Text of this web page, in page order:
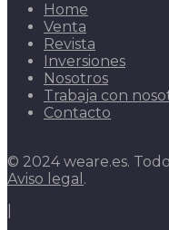
Home
Venta
Revista
Inversiones
Nosotros
Trabaja con
Contacto
© 2024 weare.es.
Aviso legal .